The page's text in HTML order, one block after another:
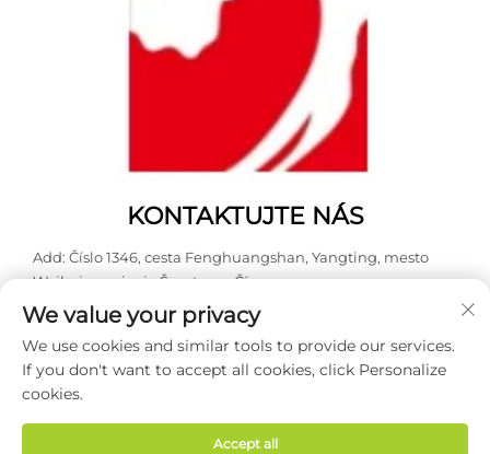
KONTAKTUJTE NÁS
Add: Číslo 1346, cesta Fenghuangshan, Yangting, mesto
Weihai, provincie Šan-tung, Čína.
Tel.: 0631 5900466
E-mail:[email protected]
Autorské práva © 2026 Weihai Haodong Packing Co., Ltd. Všetky
práva vyhradené -Zásady ochrany súkromia
We value your privacy
We use cookies and similar tools to provide our services.
If you don't want to accept all cookies, click Personalize
cookies.
Accept all